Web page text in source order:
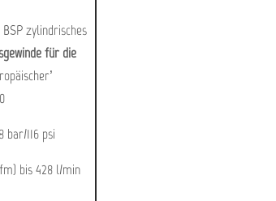
BSP zylindrisches
für die
bar/116 psi
bis 428 l/min